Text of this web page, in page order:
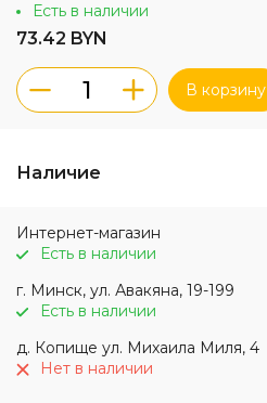
Есть в наличии
73.42 BYN
В корзину
Наличие
Интернет-магазин
Есть в наличии
г. Минск, ул. Авакяна, 19-199
Есть в наличии
д. Копище ул. Михаила Миля, 4
Нет в наличии